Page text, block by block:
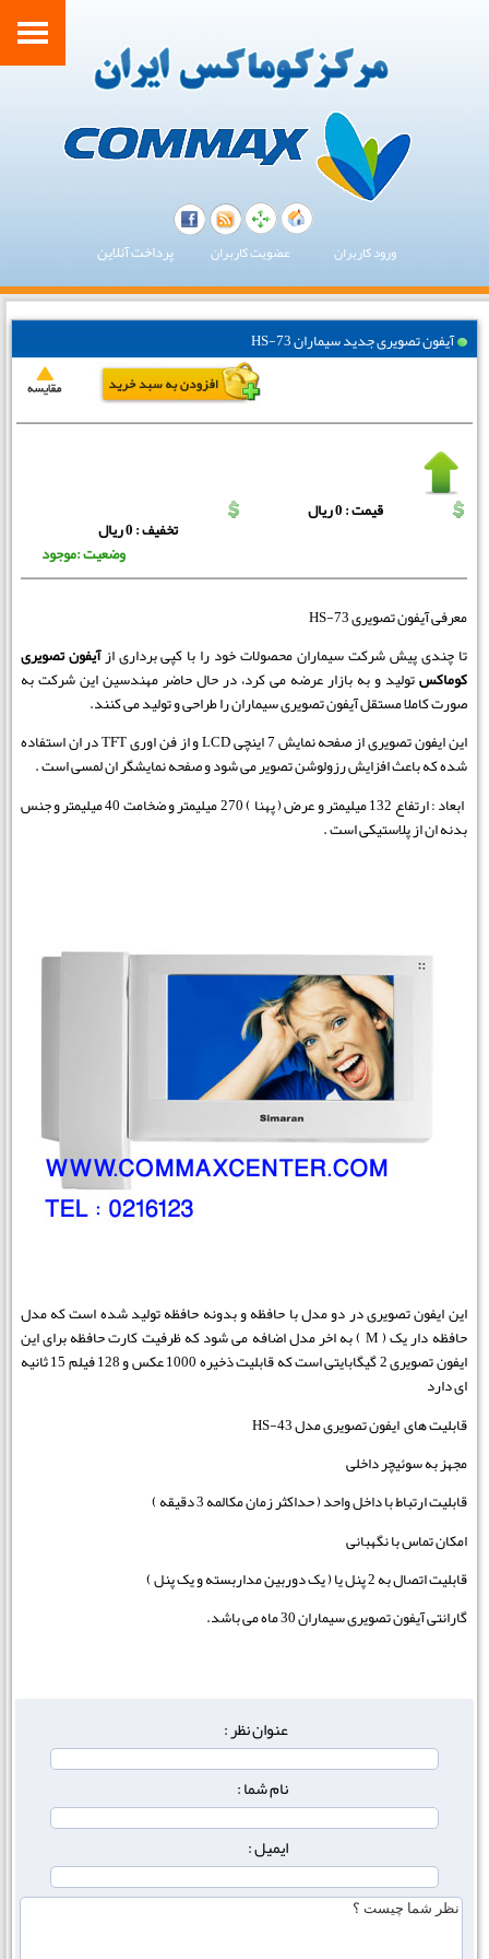
ورود کاربران عضویت کاربران پرداخت آنلاین
آیفون تصویری جدید سیماران HS-73
قیمت : 0 ریال
تخفیف : 0 ریال
وضعیت :موجود
معرفی آیفون تصویری HS-73
تا چندی پیش شرکت سیماران محصولات خود را با کپی برداری ازآیفون تصویری
کوماکستولید و به بازار عرضه می کرد، در حال حاضر مهندسین این شرکت به
صورت کاملا مستقل آیفون تصویری سیماران را طراحی و تولید می کنند.
این ایفون تصویری از صفحه نمایش 7 اینچی LCD و از فن اوری TFT در ان استفاده
شده که باعث افزایش رزولوشن تصویر می شود و صفحه نمایشگر ان لمسی است .
ابعاد : ارتفاع 132 میلیمتر و عرض ( پهنا ) 270 میلیمتر و ضخامت 40 میلیمتر و جنس
بدنه ان از پلاستیکی است .
این ایفون تصویری در دو مدل با حافظه و بدونه حافظه تولید شده است که مدل
حافظه دار یک ( M ) به اخر مدل اضافه می شود که ظرفیت کارت حافظه برای این
ایفون تصویری 2 گیگابایتی است که قابلیت ذخیره 1000 عکس و 128 فیلم 15 ثانیه
ای دارد
قابلیت های ایفون تصویری مدل HS-43
مجهز به سوئیچر داخلی
قابلیت ارتباط با داخل واحد ( حداکثر زمان مکالمه 3 دقیقه )
امکان تماس با نگهبانی
قابلیت اتصال به 2 پنل یا ( یک دوربین مداربسته و یک پنل )
گارانتی آیفون تصویری سیماران 30 ماه می باشد.
عنوان نظر :
نام شما :
ایمیل :